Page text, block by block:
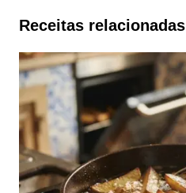
artigos
Receitas relacionadas